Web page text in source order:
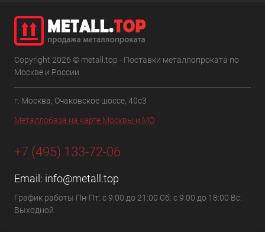
Copyright 2026 © metall.top - Поставки металлопроката по
Москве и России
г. Москва, Очаковское шоссе, 40с3
Металлобаза на карте Москвы и МО
+7 (495) 133-72-06
Email: info@metall.top
График работы Пн-Пт: с 9:00 до 21:00 Сб: с 9:00 до 18:00 Вс:
Выходной